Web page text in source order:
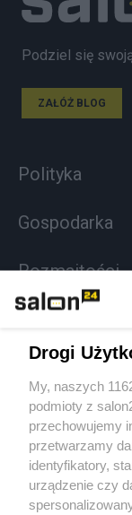
Podziel się
ZAŁÓŻ BLOG
Polityka
Gospodarka
Rozmaitości
Sport
Kultura
Drogi
My, naszych
podmioty z
przechowujemy
przetwarzamy
identyfikatory,
urządzenie czy